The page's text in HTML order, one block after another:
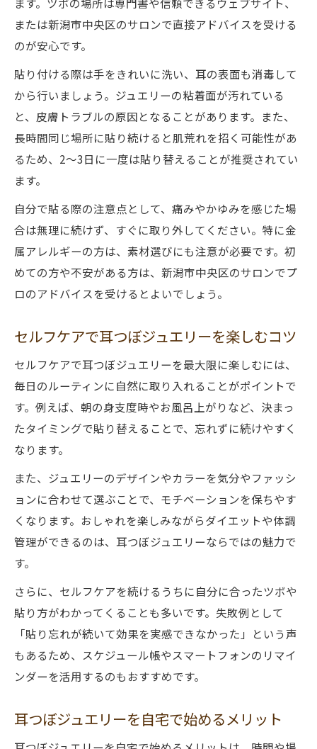
または新潟市中央区のサロンで直接アドバイスを受ける
のが安心です。
貼り付ける際は手をきれいに洗い、耳の表面も消毒して
から行いましょう。ジュエリーの粘着面が汚れている
と、皮膚トラブルの原因となることがあります。また、
長時間同じ場所に貼り続けると肌荒れを招く可能性があ
るため、2〜3日に一度は貼り替えることが推奨されてい
ます。
自分で貼る際の注意点として、痛みやかゆみを感じた場
合は無理に続けず、すぐに取り外してください。特に金
属アレルギーの方は、素材選びにも注意が必要です。初
めての方や不安がある方は、新潟市中央区のサロンでプ
ロのアドバイスを受けるとよいでしょう。
セルフケアで耳つぼジュエリーを楽しむコツ
セルフケアで耳つぼジュエリーを最大限に楽しむには、
毎日のルーティンに自然に取り入れることがポイントで
す。例えば、朝の身支度時やお風呂上がりなど、決まっ
たタイミングで貼り替えることで、忘れずに続けやすく
なります。
また、ジュエリーのデザインやカラーを気分やファッシ
ョンに合わせて選ぶことで、モチベーションを保ちやす
くなります。おしゃれを楽しみながらダイエットや体調
管理ができるのは、耳つぼジュエリーならではの魅力で
す。
さらに、セルフケアを続けるうちに自分に合ったツボや
貼り方がわかってくることも多いです。失敗例として
「貼り忘れが続いて効果を実感できなかった」という声
もあるため、スケジュール帳やスマートフォンのリマイ
ンダーを活用するのもおすすめです。
耳つぼジュエリーを自宅で始めるメリット